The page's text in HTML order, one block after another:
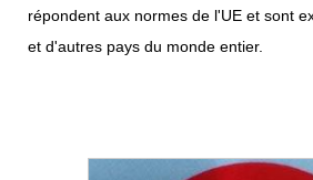
répondent aux normes de l'UE et sont
et d'autres pays du monde entier.